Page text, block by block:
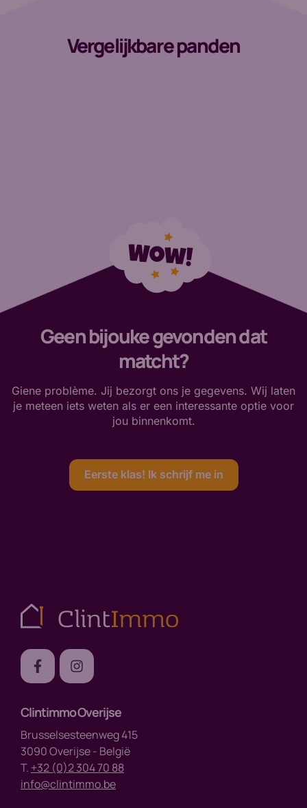
Vergelijkbare panden
Geen bijouke gevonden dat
matcht?
Giene problème. Jij bezorgt ons je gegevens. Wij laten
je meteen iets weten als er een interessante optie voor
jou binnenkomt.
Eerste klas! Ik schrijf me in
Clintimmo Overijse
Brusselsesteenweg 415
3090 Overijse - België
T. +32 (0)2 304 70 88
info@clintimmo.be